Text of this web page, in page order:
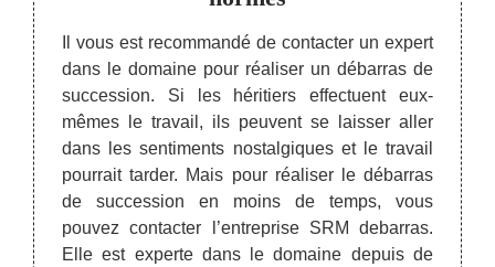
le
la
À
qui
Par
pas
Il vous est recommandé de contacter un expert
dans le domaine pour réaliser un débarras de
succession. Si les héritiers effectuent eux-
mêmes le travail, ils peuvent se laisser aller
dans les sentiments nostalgiques et le travail
pourrait tarder. Mais pour réaliser le débarras
de succession en moins de temps, vous
pouvez contacter l’entreprise SRM debarras.
Elle est experte dans le domaine depuis de
la